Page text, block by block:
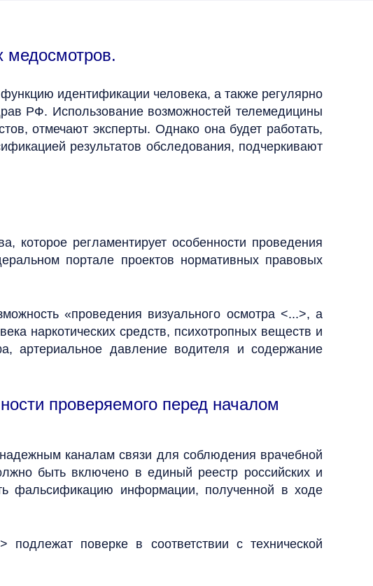
медосмотров.
идентификации человека, а также регулярно
РФ. Использование возможностей телемедицины
отмечают эксперты. Однако она будет работать,
результатов обследования, подчеркивают
которое регламентирует особенности проведения
портале проектов нормативных правовых
«проведения визуального осмотра <...>, а
наркотических средств, психотропных веществ и
артериальное давление водителя и содержание
проверяемого перед началом
каналам связи для соблюдения врачебной
быть включено в единый реестр российских и
фальсификацию информации, полученной в ходе
поверке в соответствии с технической